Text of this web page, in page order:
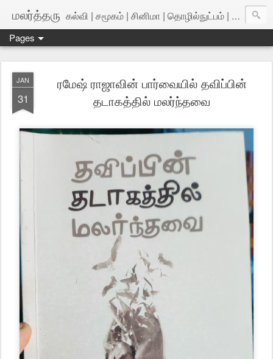
மலர்த்தரு கல்வி | சமூகம் | சினிமா | தொழில்நுட்பம் | அறிவியல்
Pages
JAN
31
ரமேஷ் ராஜாவின் பார்வையில் தவிப்பின்
தடாகத்தில் மலர்ந்தவை